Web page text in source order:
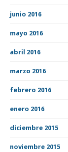
junio 2016
mayo 2016
abril 2016
marzo 2016
febrero 2016
enero 2016
diciembre 2015
noviembre 2015